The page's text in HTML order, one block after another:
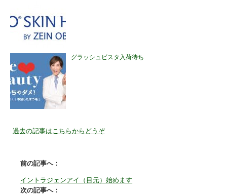
グラッシュビスタ入荷待ち
過去の記事はこちらからどうぞ
前の記事へ：
イントラジェンアイ（目元）始めます
次の記事へ：